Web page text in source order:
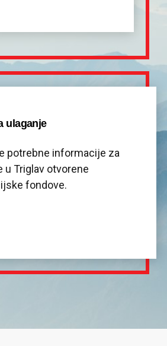
ulaganje
potrebne informacije za
u Triglav otvorene
fondove.